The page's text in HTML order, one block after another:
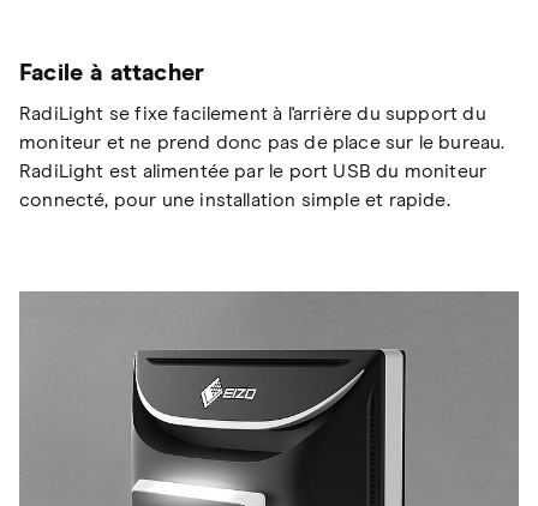
Facile à attacher
RadiLight se fixe facilement à l'arrière du support du
moniteur et ne prend donc pas de place sur le bureau.
RadiLight est alimentée par le port USB du moniteur
connecté, pour une installation simple et rapide.